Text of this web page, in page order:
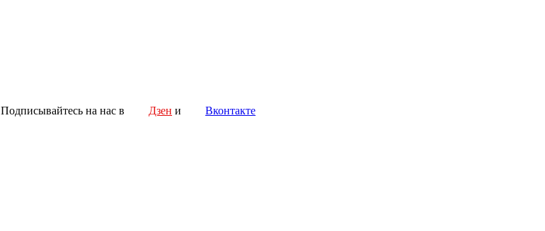
Подписывайтесь на нас в Дзен и Вконтакте